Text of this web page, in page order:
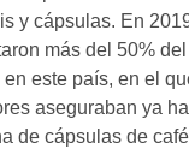
y cápsulas. En
más del 50%
este país, en el
aseguraban ya
de cápsulas de